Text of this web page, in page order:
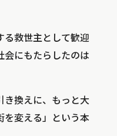
る救世主として歓迎
会にもたらしたのは
き換えに、もっと大
を変える」という本